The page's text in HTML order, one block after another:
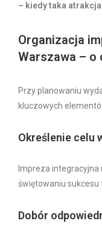
– kiedy taka
Organizacja
Warszawa – o
Przy planowaniu
kluczowych
Określenie celu
Impreza integracyjna
świętowaniu
Dobór